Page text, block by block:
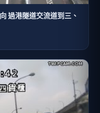
過港隧道交流道到三、